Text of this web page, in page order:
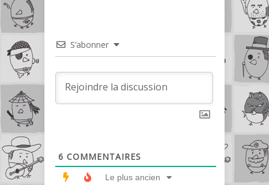
S’abonner
6 COMMENTAIRES
Le plus ancien